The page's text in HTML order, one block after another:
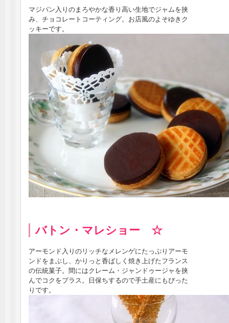
マジパン入りのまろやかな香り高い生地でジャムを挟
み、チョコレートコーティング。お店風のよそゆきク
ッキーです。
バトン・マレショー ☆
アーモンド入りのリッチなメレンゲにたっぷりアーモ
ンドをまぶし、かりっと香ばしく焼き上げたフランス
の伝統菓子。間にはクレーム・ジャンドゥージャを挟
んでコクをプラス。日保ちするので手土産にもぴった
りです。